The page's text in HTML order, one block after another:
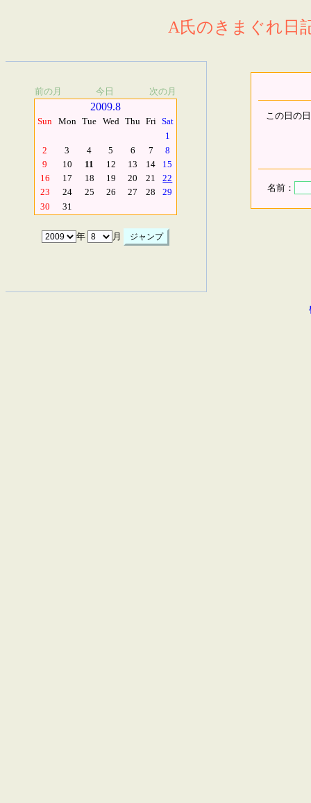
A氏のきまぐれ日
前の月 今日 次の月
2009.8
Sun Mon Tue Wed Thu Fri Sat
1
2
3 4 5 6 7
8
9
10 11 12 13 14
15
16
17 18 19 20 21
22
23
24 25 26 27 28
29
30
31
年 月
この日の
名前：